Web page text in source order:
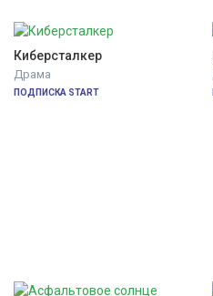
Киберсталкер
Драма
ПОДПИСКА START